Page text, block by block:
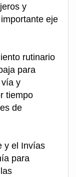
y
eje
rutinario
para
vía y
tiempo
de
y el Invías
para